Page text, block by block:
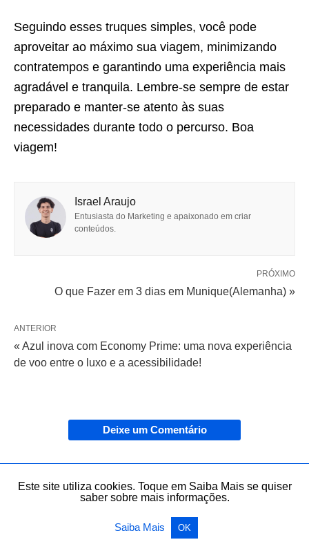
Seguindo esses truques simples, você pode
aproveitar ao máximo sua viagem, minimizando
contratempos e garantindo uma experiência mais
agradável e tranquila. Lembre-se sempre de estar
preparado e manter-se atento às suas
necessidades durante todo o percurso. Boa
viagem!
Israel Araujo
Entusiasta do Marketing e apaixonado em criar
conteúdos.
PRÓXIMO
O que Fazer em 3 dias em Munique(Alemanha) »
ANTERIOR
« Azul inova com Economy Prime: uma nova experiência
de voo entre o luxo e a acessibilidade!
Deixe um Comentário
Este site utiliza cookies. Toque em Saiba Mais se quiser
saber sobre mais informações.
Saiba Mais OK